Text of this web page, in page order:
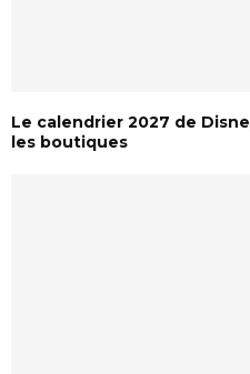
Le calendrier 2027 de
les boutiques